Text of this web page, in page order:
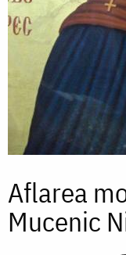
Aflarea
Mucenic